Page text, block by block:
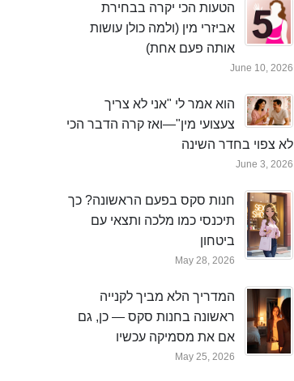
הטעות הכי יקרה בבחירת
אביזרי מין (ולמה כולן עושות
אותה פעם אחת)
June 10, 2026
הוא אמר לי "אני לא צריך
צעצועי מין"—ואז קרה הדבר הכי
לא צפוי בחדר השינה
June 3, 2026
חנות סקס בפעם הראשונה? כך
תיכנסי כמו מלכה ותצאי עם
ביטחון
May 28, 2026
המדריך הלא מביך לקנייה
ראשונה בחנות סקס — כן, גם
אם את מסמיקה עכשיו
May 25, 2026